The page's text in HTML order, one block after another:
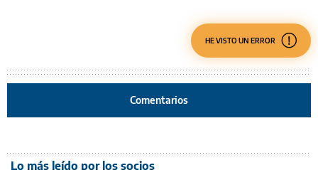
HE VISTO UN ERROR
Comentarios
Lo más leído por los socios